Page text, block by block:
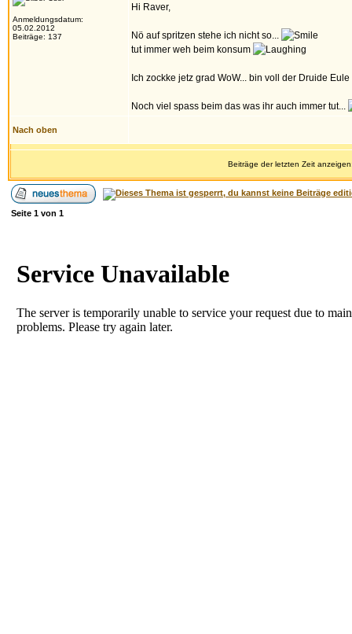
Anmeldungsdatum:
05.02.2012
Beiträge: 137
Hi Raver,
Nö auf spritzen stehe ich nicht so...
tut immer weh beim konsum
Ich zockke jetz grad WoW... bin voll der Druide Eule
Noch viel spass beim das was ihr auch immer tut...
Nach oben
Beiträge der letzten Zeit
Seite 1 von 1